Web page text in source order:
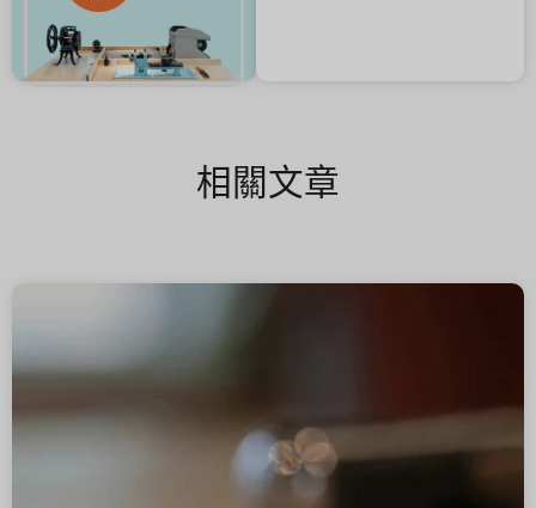
相關文章